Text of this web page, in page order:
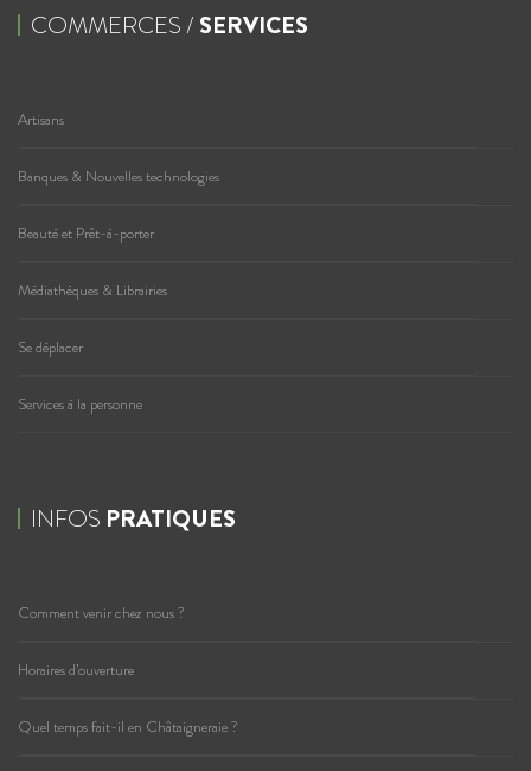
COMMERCES / SERVICES
Artisans
Banques & Nouvelles technologies
Beauté et Prêt-à-porter
Médiathèques & Librairies
Se déplacer
Services à la personne
INFOS PRATIQUES
Comment venir chez nous ?
Horaires d’ouverture
Quel temps fait-il en Châtaigneraie ?